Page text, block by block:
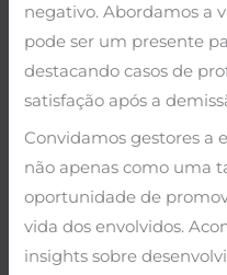
negativo. Abordamos a
pode ser um presente
destacando casos de
satisfação após a
Convidamos gestores a
não apenas como uma
oportunidade de
vida dos envolvidos.
insights sobre